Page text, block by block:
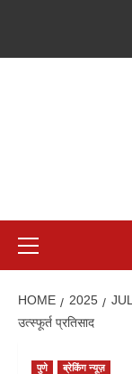
HOME 2025
उत्स्फूर्त प्रतिसाद
पुणे ब्रेकिंग न्यूज़